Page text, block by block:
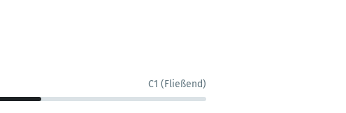
C1 (Fließend)